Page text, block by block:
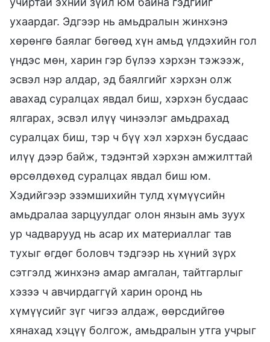
ухаардаг. Эдгээр нь амьдралын жинхэнэ
хөрөнгө баялаг бөгөөд хүн амьд үлдэхийн гол
үндэс мөн, харин гэр бүлээ хэрхэн тэжээж,
эсвэл нэр алдар, эд баялгийг хэрхэн олж
авахад суралцах явдал биш, хэрхэн бусдаас
ялгарах, эсвэл илүү чинээлэг амьдрахад
суралцах биш, тэр ч бүү хэл хэрхэн бусдаас
илүү дээр байж, тэдэнтэй хэрхэн амжилттай
өрсөлдөхөд суралцах явдал биш юм.
Хэдийгээр эзэмшихийн тулд хүмүүсийн
амьдралаа зарцуулдаг олон янзын амь зуух
ур чадварууд нь асар их материаллаг тав
тухыг өгдөг боловч тэдгээр нь хүний зүрх
сэтгэлд жинхэнэ амар амгалан, тайтгарлыг
хэзээ ч авчирдаггүй харин оронд нь
хүмүүсийг зүг чигээ алдаж, өөрсдийгөө
хянахад хэцүү болгож, амьдралын утга учрыг